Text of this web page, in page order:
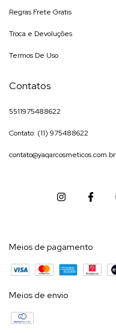
Regras Frete Gratis
Troca e Devoluções
Termos De Uso
Contatos
5511975488622
Contato: (11) 975488622
contato@yaqarcosmeticos.com.br
Meios de pagamento
Meios de envio